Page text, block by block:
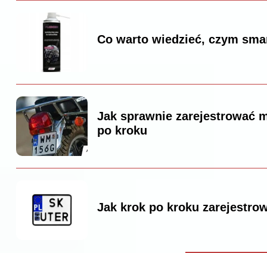
Co warto wiedzieć, czym
Jak sprawnie zarejestrować
po kroku
Jak krok po kroku